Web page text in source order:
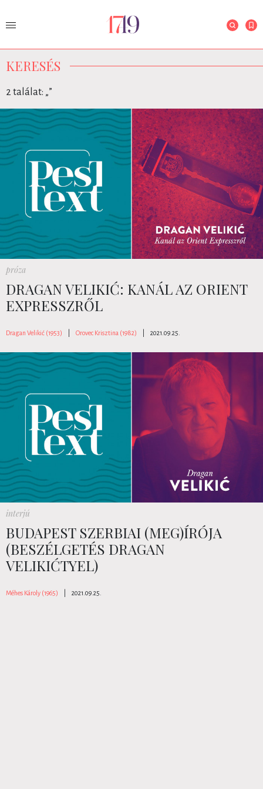
KERESÉS
2 találat: „”
próza
DRAGAN VELIKIĆ: KANÁL AZ ORIENT
EXPRESSZRŐL
Dragan Velikić (1953) Orovec Krisztina (1982) 2021.09.25.
interjú
BUDAPEST SZERBIAI (MEG)ÍRÓJA
(BESZÉLGETÉS DRAGAN
VELIKIĆTYEL)
Méhes Károly (1965) 2021.09.25.